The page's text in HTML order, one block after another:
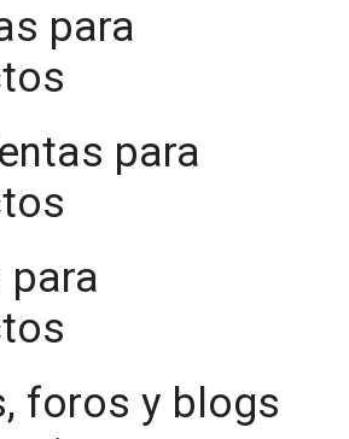
para
para
para
foros y blogs